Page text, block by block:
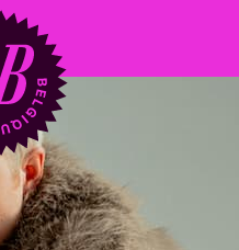
Location de